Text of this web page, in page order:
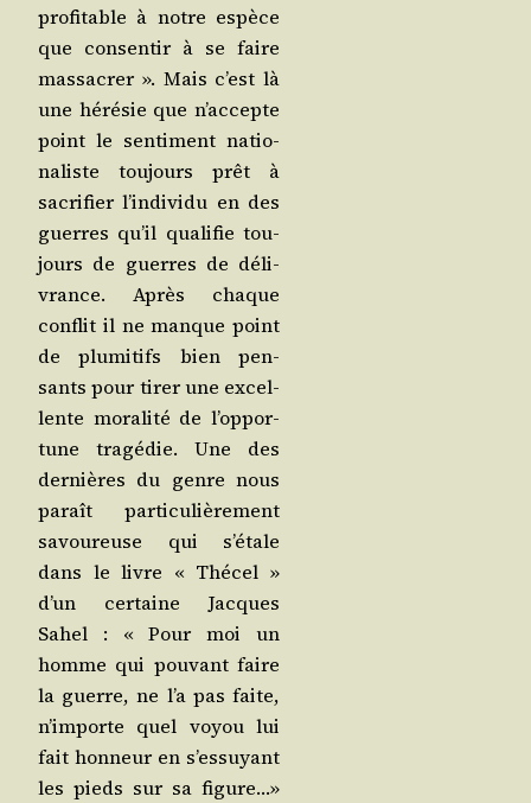
pro­fi­table à notre espèce
que consen­tir à se faire
mas­sa­crer ». Mais c’est là
une héré­sie que n’ac­cepte
point le sen­ti­ment natio­
na­liste tou­jours prêt à
sacri­fier l’in­di­vi­du en des
guerres qu’il qua­li­fie tou­
jours de guerres de déli­
vrance. Après chaque
conflit il ne manque point
de plu­mi­tifs bien pen­
sants pour tirer une excel­
lente mora­li­té de l’op­por­
tune tra­gé­die. Une des
der­nières du genre nous
paraît par­ti­cu­liè­re­ment
savou­reuse qui s’é­tale
dans le livre « Thé­cel »
d’un cer­taine Jacques
Sahel : « Pour moi un
homme qui pou­vant faire
la guerre, ne l’a pas faite,
n’im­porte quel voyou lui
fait hon­neur en s’es­suyant
les pieds sur sa figure…»